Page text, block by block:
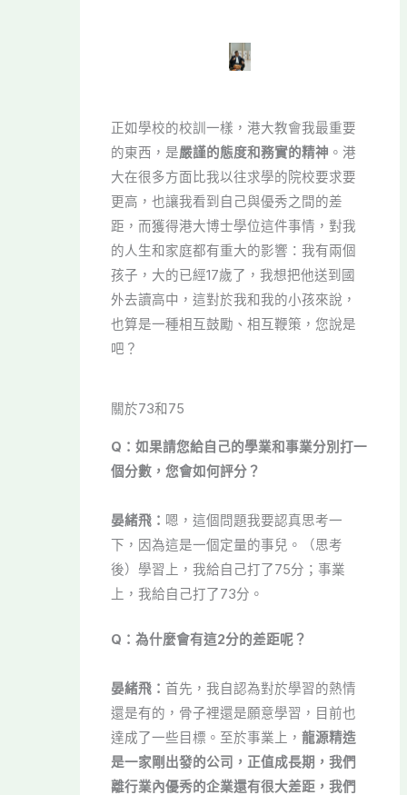
正如學校的校訓一樣，港大教會我最重要
的東西，是嚴謹的態度和務實的精神 。港
大在很多方面比我以往求學的院校要求要
更高，也讓我看到自己與優秀之間的差
距，而獲得港大博士學位這件事情，對我
的人生和家庭都有重大的影響：我有兩個
孩子，大的已經17歲了，我想把他送到國
外去讀高中，這對於我和我的小孩來說，
也算是一種相互鼓勵、相互鞭策，您說是
吧？
關於73和75
Q：如果請您給自己的學業和事業分別打一
個分數，您會如何評分？
晏緒飛： 嗯，這個問題我要認真思考一
下，因為這是一個定量的事兒。（思考
後）學習上，我給自己打了75分；事業
上，我給自己打了73分。
Q：為什麼會有這2分的差距呢？
晏緒飛：首先，我自認為對於學習的熱情
還是有的，骨子裡還是願意學習，目前也
達成了一些目標。至於事業上，龍源精造
是一家剛出發的公司，正值成長期，我們
離行業內優秀的企業還有很大差距，我們